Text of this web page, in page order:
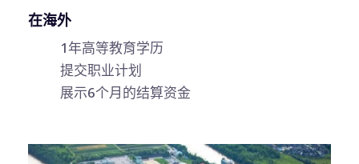
在海外
1年高等教育学历
提交职业计划
展示6个月的结算资金